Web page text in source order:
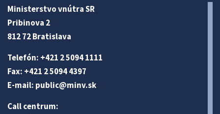
Ministerstvo vnútra SR
Pribinova 2
812 72 Bratislava
Telefón: +421 2 5094 1111
Fax: +421 2 5094 4397
E-mail: public@minv.sk
Call centrum: